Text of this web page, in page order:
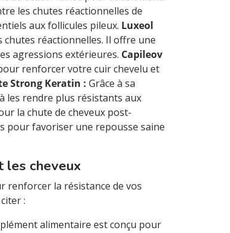
les chutes réactionnelles de
aux follicules pileux. Luxeol
réactionnelles. Il offre une
agressions extérieures. Capileov
renforcer votre cuir chevelu et
Strong Keratin : Grâce à sa
les rendre plus résistants aux
la chute de cheveux post-
pour favoriser une repousse saine
les cheveux
renforcer la résistance de vos
:
alimentaire est conçu pour